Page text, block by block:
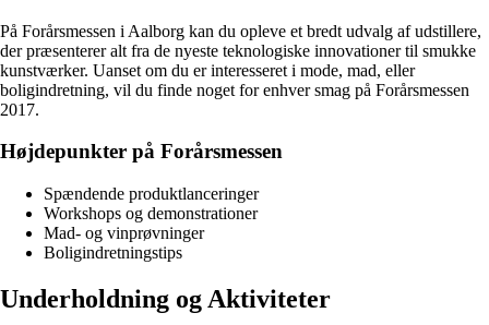
På Forårsmessen i Aalborg kan du opleve et bredt udvalg af udstillere,
der præsenterer alt fra de nyeste teknologiske innovationer til smukke
kunstværker. Uanset om du er interesseret i mode, mad, eller
boligindretning, vil du finde noget for enhver smag på Forårsmessen
2017.
Højdepunkter på Forårsmessen
Spændende produktlanceringer
Workshops og demonstrationer
Mad- og vinprøvninger
Boligindretningstips
Underholdning og Aktiviteter